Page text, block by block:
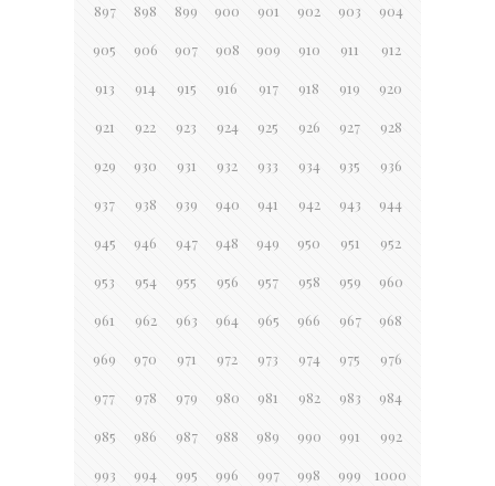
897 898 899 900 901 902 903 904
905 906 907 908 909 910 911 912
913 914 915 916 917 918 919 920
921 922 923 924 925 926 927 928
929 930 931 932 933 934 935 936
937 938 939 940 941 942 943 944
945 946 947 948 949 950 951 952
953 954 955 956 957 958 959 960
961 962 963 964 965 966 967 968
969 970 971 972 973 974 975 976
977 978 979 980 981 982 983 984
985 986 987 988 989 990 991 992
993 994 995 996 997 998 999 1000